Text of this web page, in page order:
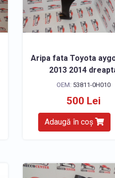
Aripa fata Toyota
2013 2014
OEM: 53811-0H010
500 Lei
Adaugă în coș